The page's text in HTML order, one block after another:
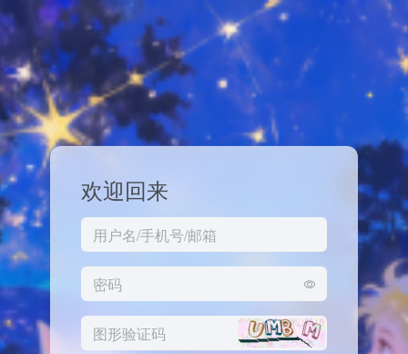
欢迎回来